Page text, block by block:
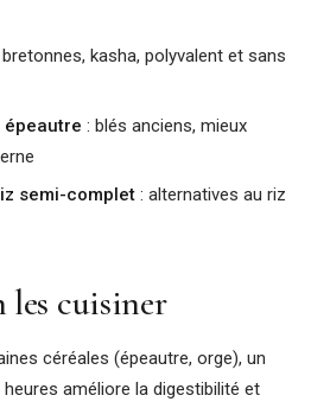
kasha, polyvalent et sans
épeautre : blés anciens, mieux
semi-complet : alternatives au riz
cuisiner
céréales (épeautre, orge), un
améliore la digestibilité et